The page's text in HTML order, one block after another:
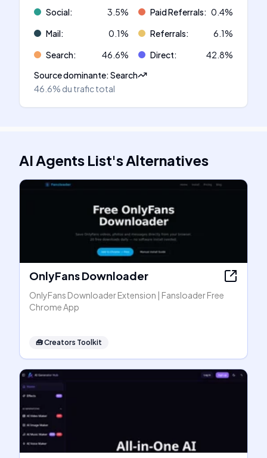
Social: 3.5% Paid Referrals: 0.4%
Mail: 0.1% Referrals: 6.1%
Search: 46.6% Direct: 42.8%
Source dominante:Search
46.6% du trafic total
AI Agents List'sAlternatives
OnlyFans Downloader
OnlyFans Downloader Extension | Fansloader Free
Chrome App
🧰Creators Toolkit